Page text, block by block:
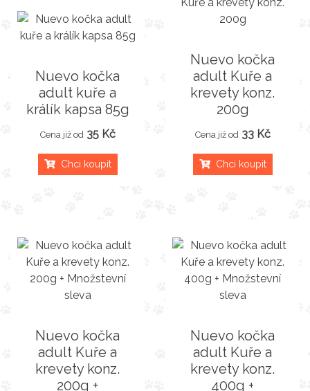
Nuevo kočka
adult kuře a
králík kapsa 85g
Cena již od 35 Kč
Chci koupit
Nuevo kočka
adult Kuře a
krevety konz.
200g
Cena již od 33 Kč
Chci koupit
Nuevo kočka
adult Kuře a
krevety konz.
200g +
Nuevo kočka
adult Kuře a
krevety konz.
400g +